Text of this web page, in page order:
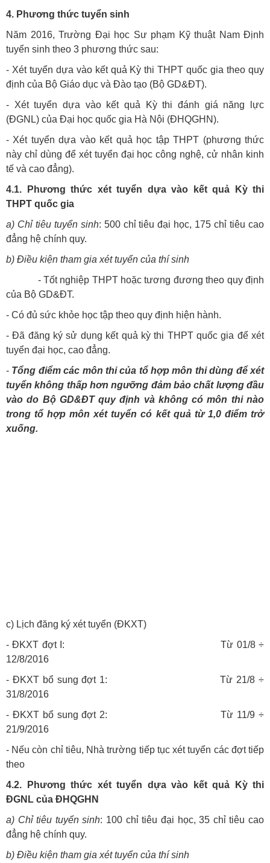
4. Phương thức tuyển sinh
Năm 2016, Trường Đại học Sư phạm Kỹ thuật Nam Định
tuyển sinh theo 3 phương thức sau:
- Xét tuyển dựa vào kết quả Kỳ thi THPT quốc gia theo quy
định của Bộ Giáo dục và Đào tạo (Bộ GD&ĐT).
- Xét tuyển dựa vào kết quả Kỳ thi đánh giá năng lực
(ĐGNL) của Đại học quốc gia Hà Nội (ĐHQGHN).
- Xét tuyển dựa vào kết quả học tập THPT (phương thức
này chỉ dùng để xét tuyển đại học công nghệ, cử nhân kinh
tế và cao đẳng).
4.1. Phương thức xét tuyển dựa vào kết quả Kỳ thi
THPT quốc gia
a) Chỉ tiêu tuyển sinh: 500 chỉ tiêu đại học, 175 chỉ tiêu cao
đẳng hệ chính quy.
b) Điều kiện tham gia xét tuyển của thí sinh
- Tốt nghiệp THPT hoặc tương đương theo quy định
của Bộ GD&ĐT.
- Có đủ sức khỏe học tập theo quy định hiện hành.
- Đã đăng ký sử dụng kết quả kỳ thi THPT quốc gia để xét
tuyển đại học, cao đẳng.
- Tổng điểm các môn thi của tổ hợp môn thi dùng để xét
tuyển không thấp hơn ngưỡng đảm bảo chất lượng đầu
vào do Bộ GD&ĐT quy định và không có môn thi nào
trong tổ hợp môn xét tuyển có kết quả từ 1,0 điểm trở
xuống.
c) Lịch đăng ký xét tuyển (ĐKXT)
- ĐKXT đợt I: Từ 01/8 ÷
12/8/2016
- ĐKXT bổ sung đợt 1: Từ 21/8 ÷
31/8/2016
- ĐKXT bổ sung đợt 2: Từ 11/9 ÷
21/9/2016
- Nếu còn chỉ tiêu, Nhà trường tiếp tục xét tuyển các đợt tiếp
theo
4.2. Phương thức xét tuyển dựa vào kết quả Kỳ thi
ĐGNL của ĐHQGHN
a) Chỉ tiêu tuyển sinh: 100 chỉ tiêu đại học, 35 chỉ tiêu cao
đẳng hệ chính quy.
b) Điều kiện tham gia xét tuyển của thí sinh